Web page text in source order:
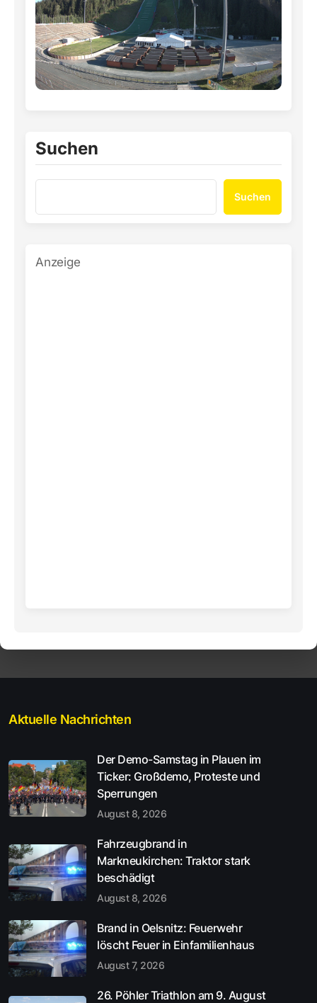
Suchen
Suchen
Anzeige
Aktuelle Nachrichten
Der Demo-Samstag in Plauen im
Ticker: Großdemo, Proteste und
Sperrungen
August 8, 2026
Fahrzeugbrand in
Markneukirchen: Traktor stark
beschädigt
August 8, 2026
Brand in Oelsnitz: Feuerwehr
löscht Feuer in Einfamilienhaus
August 7, 2026
26. Pöhler Triathlon am 9. August